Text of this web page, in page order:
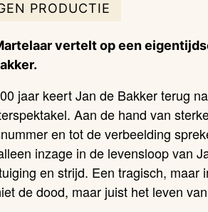
PRODUCTIE
vertelt op een
jaar keert Jan de Bakker terug
Aan de hand van
en tot de verbeelding
inzage in de levensloop van
en strijd. Een tragisch, maar
de dood, maar juist het leven